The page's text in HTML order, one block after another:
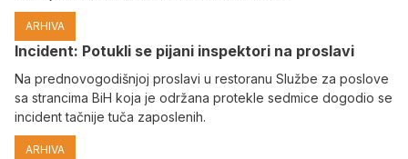
ARHIVA
Incident: Potukli se pijani inspektori na proslavi
Na prednovogodišnjoj proslavi u restoranu Službe za poslove
sa strancima BiH koja je održana protekle sedmice dogodio se
incident tačnije tuča zaposlenih.
ARHIVA